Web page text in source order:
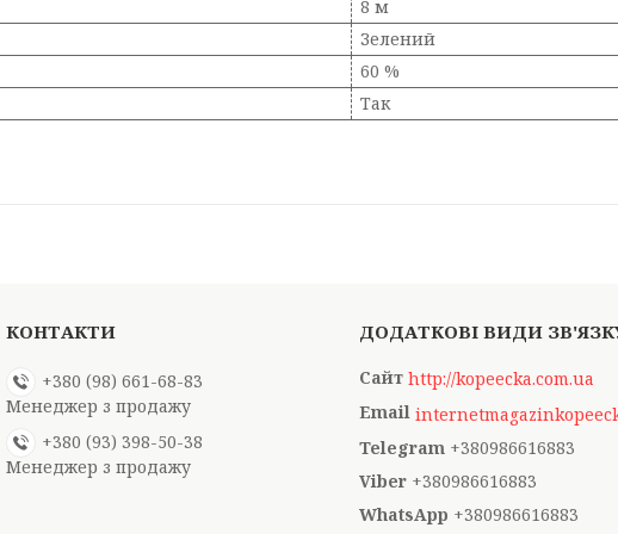
8 м
Зелений
60 %
Так
+380 (98) 661-68-83
Менеджер з продажу
+380 (93) 398-50-38
Менеджер з продажу
http://kopeecka.com.ua
+380986616883
+380986616883
+380986616883